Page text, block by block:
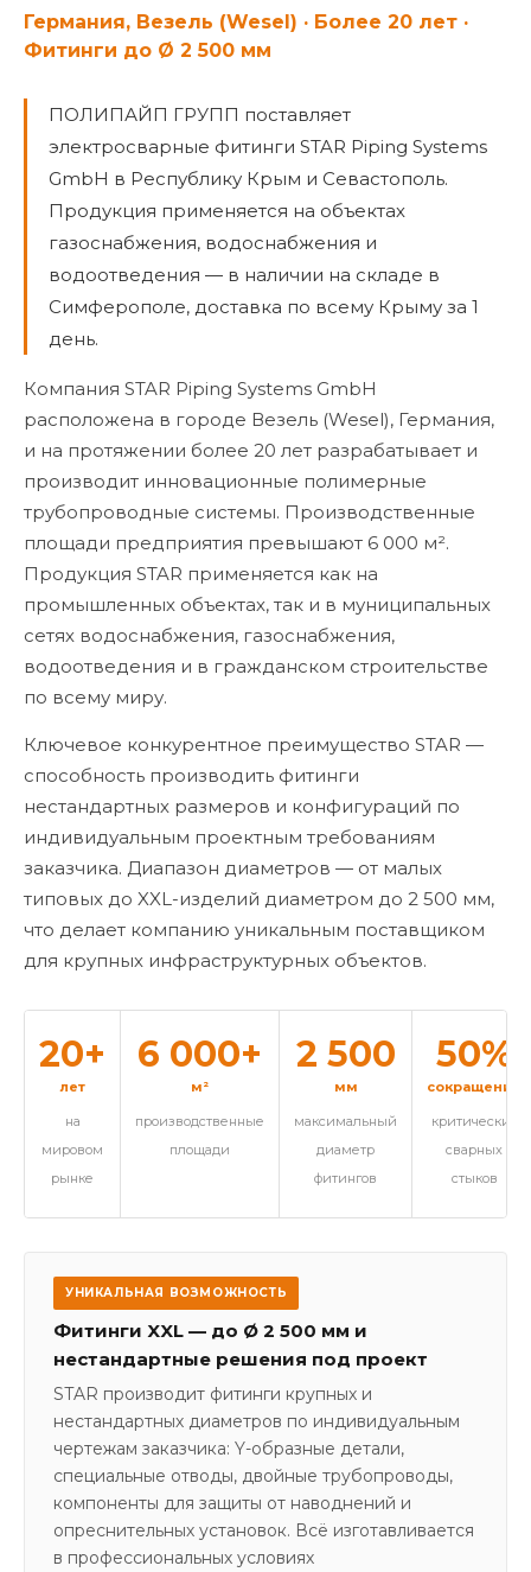
Германия, Везель (Wesel) · Более 20 лет ·
Фитинги до Ø 2 500 мм
ПОЛИПАЙП ГРУПП поставляет
электросварные фитинги STAR Piping Systems
GmbH в Республику Крым и Севастополь.
Продукция применяется на объектах
газоснабжения, водоснабжения и
водоотведения — в наличии на складе в
Симферополе, доставка по всему Крыму за 1
день.
Компания STAR Piping Systems GmbH
расположена в городе Везель (Wesel), Германия,
и на протяжении более 20 лет разрабатывает и
производит инновационные полимерные
трубопроводные системы. Производственные
площади предприятия превышают 6 000 м².
Продукция STAR применяется как на
промышленных объектах, так и в муниципальных
сетях водоснабжения, газоснабжения,
водоотведения и в гражданском строительстве
по всему миру.
Ключевое конкурентное преимущество STAR —
способность производить фитинги
нестандартных размеров и конфигураций по
индивидуальным проектным требованиям
заказчика. Диапазон диаметров — от малых
типовых до XXL-изделий диаметром до 2 500 мм,
что делает компанию уникальным поставщиком
для крупных инфраструктурных объектов.
20+
лет
на
мировом
рынке
6 000+
м²
производственные
площади
2 500
мм
максимальный
диаметр
фитингов
50%
сокращение
критических
сварных
стыков
УНИКАЛЬНАЯ ВОЗМОЖНОСТЬ
Фитинги XXL — до Ø 2 500 мм и
нестандартные решения под проект
STAR производит фитинги крупных и
нестандартных диаметров по индивидуальным
чертежам заказчика: Y-образные детали,
специальные отводы, двойные трубопроводы,
компоненты для защиты от наводнений и
опреснительных установок. Всё изготавливается
в профессиональных условиях